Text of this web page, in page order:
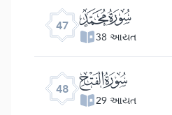
47 ﯜ
38 આયત
48 ﯝ
29 આયત